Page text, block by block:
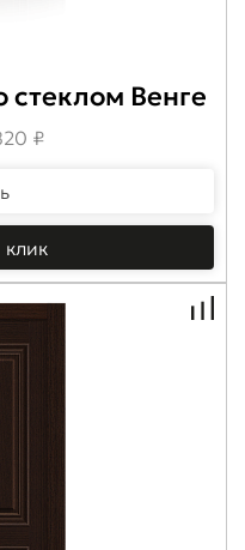
стеклом Венге
₽
клик